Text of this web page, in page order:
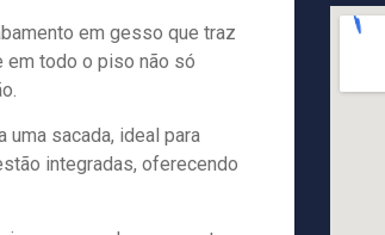
em gesso que traz
em todo o piso não só
uma sacada, ideal para
integradas, oferecendo